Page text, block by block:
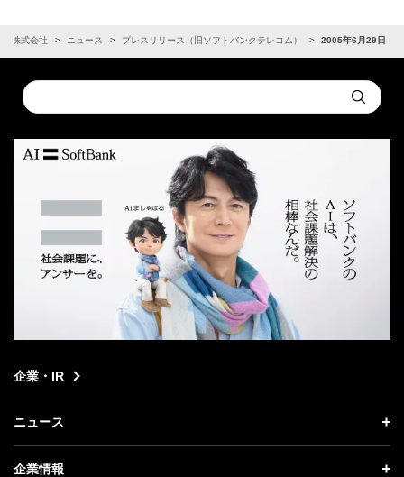
ク株式会社 ニュース プレスリリース（旧ソフトバンクテレコム） 2005年6月29日
Conduct
a
Submit
企業・IR
ニュース
ニュース トップ
企業情報